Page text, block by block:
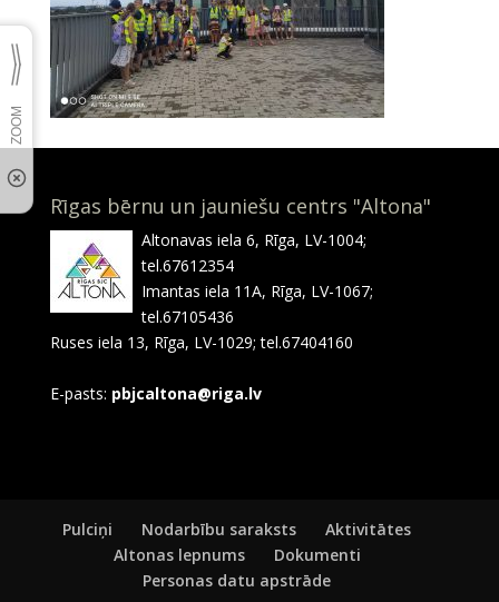
Rīgas bērnu un jauniešu centrs "Altona"
Altonavas iela 6, Rīga, LV-1004;
tel.67612354
Imantas iela 11A, Rīga, LV-1067;
tel.67105436
Ruses iela 13, Rīga, LV-1029; tel.67404160
E-pasts: pbjcaltona@riga.lv
Pulciņi Nodarbību saraksts
Aktivitātes
Altonas lepnums
Dokumenti
Personas datu apstrāde